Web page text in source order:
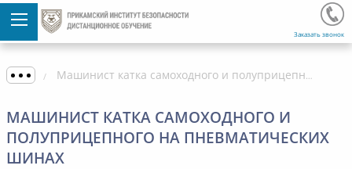
Заказать звонок
Машинист катка самоходного и полуприцепного на пневматических шинах
МАШИНИСТ КАТКА САМОХОДНОГО И
ПОЛУПРИЦЕПНОГО НА ПНЕВМАТИЧЕСКИХ
ШИНАХ